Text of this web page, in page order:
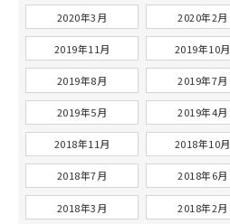
2020年3月 2020年2月
2019年11月 2019年10月
2019年8月 2019年7月
2019年5月 2019年4月
2018年11月 2018年10月
2018年7月 2018年6月
2018年3月 2018年2月